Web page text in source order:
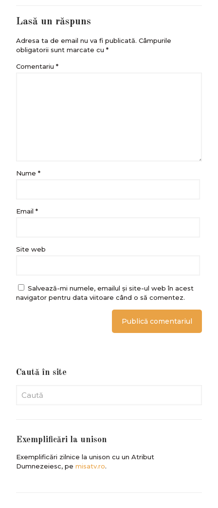
Lasă un răspuns
Adresa ta de email nu va fi publicată. Câmpurile
obligatorii sunt marcate cu *
Comentariu *
Nume *
Email *
Site web
Salvează-mi numele, emailul și site-ul web în acest
navigator pentru data viitoare când o să comentez.
Caută în site
Exemplificări la unison
Exemplificări zilnice la unison cu un Atribut
Dumnezeiesc, pe misatv.ro.